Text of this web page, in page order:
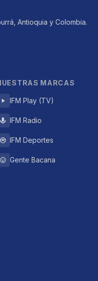
Antioquia y Colombia.
MARCAS
IFM Play (TV)
IFM Radio
IFM Deportes
Gente Bacana